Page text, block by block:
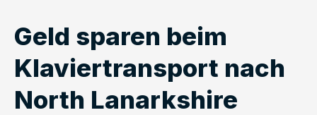
Geld sparen beim
Klaviertransport nach
North Lanarkshire